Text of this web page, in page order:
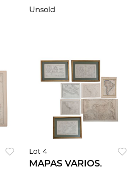
Unsold
Lot 4
MAPAS VARIOS.